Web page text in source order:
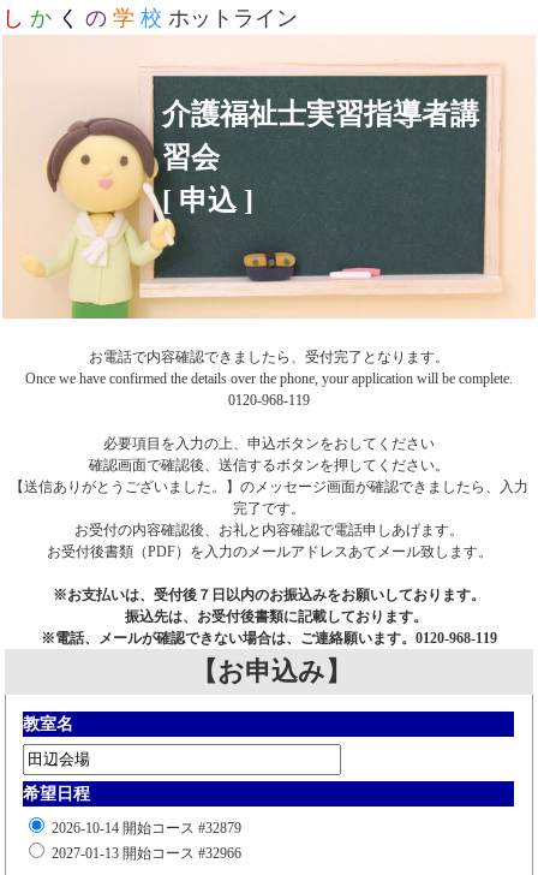
し か く の 学 校 ホットライン
介護福祉士実習指導者講
習会
[ 申込 ]
お電話で内容確認できましたら、受付完了となります。
Once we have confirmed the details over the phone, your application will be complete.
0120-968-119
必要項目を入力の上、申込ボタンをおしてください
確認画面で確認後、送信するボタンを押してください。
【送信ありがとうございました。】のメッセージ画面が確認できましたら、入力
完了です。
お受付の内容確認後、お礼と内容確認で電話申しあげます。
お受付後書類（PDF）を入力のメールアドレスあてメール致します。
※お支払いは、受付後７日以内のお振込みをお願いしております。
振込先は、お受付後書類に記載しております。
※電話、メールが確認できない場合は、ご連絡願います。0120-968-119
【お申込み】
教室名
希望日程
2026-10-14 開始コース #32879
2027-01-13 開始コース #32966